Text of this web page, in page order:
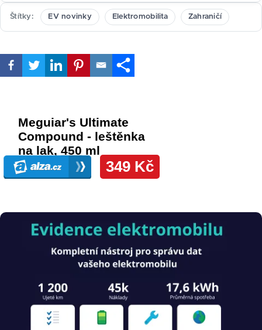
Štítky EV novinky Elektromobilita Zahraničí
Obrázek